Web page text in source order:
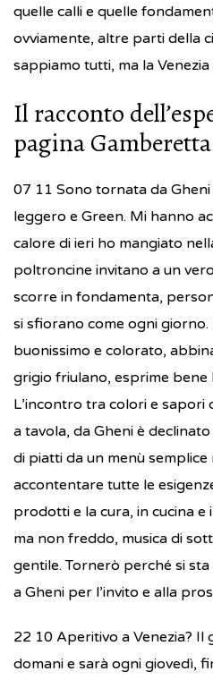
quelle calli e quelle
ovviamente, altre parti della
sappiamo tutti, ma la Venezia
Il racconto
pagina
07 11 Sono tornata da
leggero e Green. Mi hanno
calore di ieri ho mangiato
poltroncine invitano a un
scorre in fondamenta,
si sfiorano come ogni
buonissimo e colorato,
grigio friulano, esprime bene
L’incontro tra colori e sapori
a tavola, da Gheni è declinato
di piatti da un menù
accontentare tutte le
prodotti e la cura, in cucina e
ma non freddo, musica di
gentile. Tornerò perché si
a Gheni per l’invito e alla
22 10 Aperitivo a Venezia? Il
domani e sarà ogni giovedì,